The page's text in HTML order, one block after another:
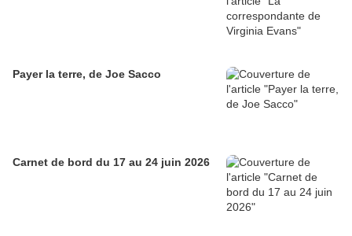
Payer la terre, de Joe Sacco
Carnet de bord du 17 au 24 juin 2026